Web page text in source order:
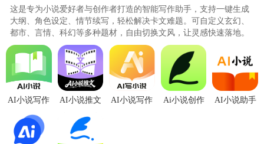
这是专为小说爱好者与创作者打造的智能写作助手，支持一键生成
大纲、角色设定、情节续写，轻松解决卡文难题。可自定义玄幻、
都市、言情、科幻等多种题材，自由切换文风，让灵感快速落地。
内置智能校对与润色功能，优..
AI小说写作
appv1.0.0 最
新版
AI小说推文
最新版
AI小说写作
Ai小说创作
AI小说助手